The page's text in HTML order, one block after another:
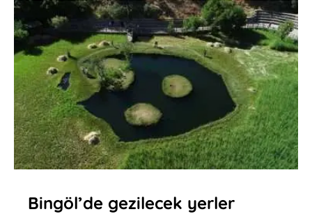
Bingöl’de gezilecek yerler